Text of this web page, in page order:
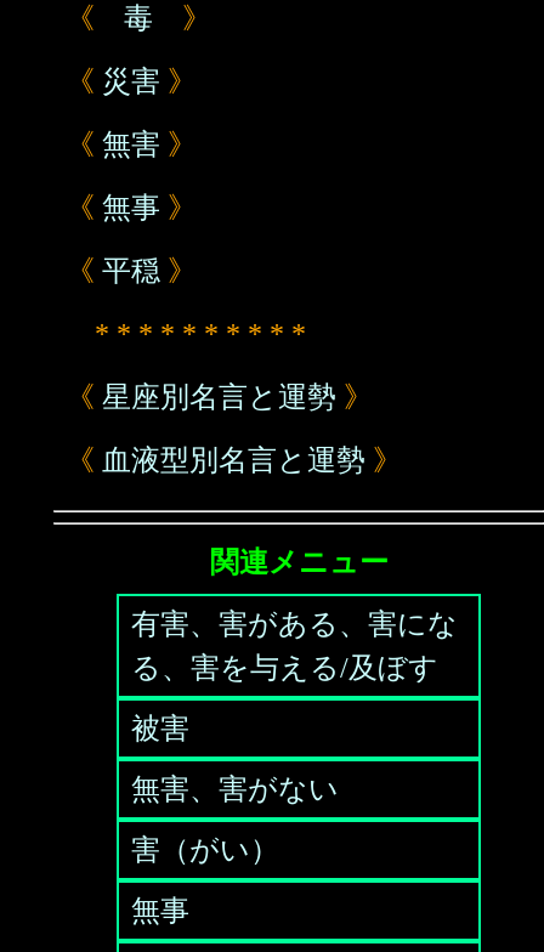
《 毒 》
《 災害 》
《 無害 》
《 無事 》
《 平穏 》
* * * * * * * * * *
《 星座別名言と運勢 》
《 血液型別名言と運勢 》
関連メニュー
有害、害がある、害にな
る、害を与える/及ぼす
被害
無害、害がない
害（がい）
無事